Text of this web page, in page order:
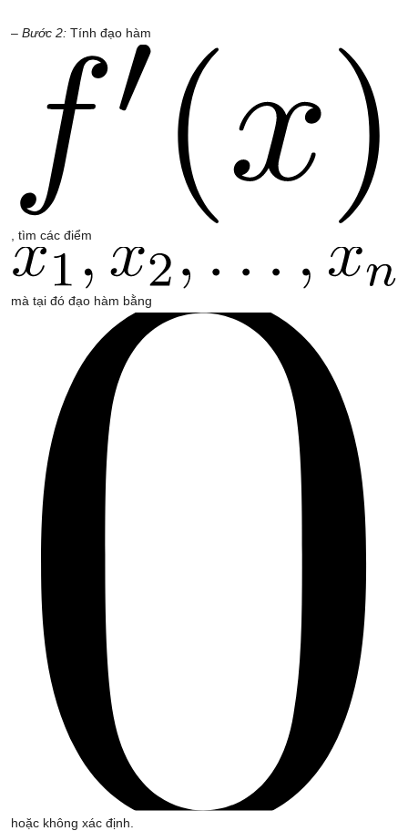
– Bước 2: Tính đạo hàm
, tìm các điểm
mà tại đó đạo hàm bằng
hoặc không xác định.